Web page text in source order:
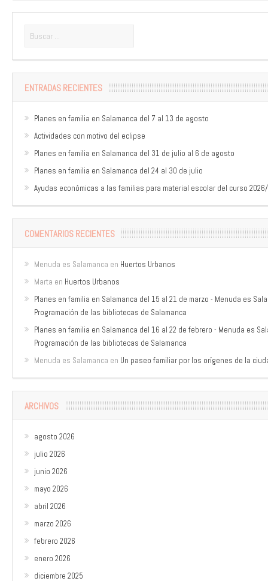
ENTRADAS RECIENTES
Planes en familia en Salamanca del 7 al 13 de agosto
Actividades con motivo del eclipse
Planes en familia en Salamanca del 31 de julio al 6 de agosto
Planes en familia en Salamanca del 24 al 30 de julio
Ayudas económicas a las familias para material escolar del curso
COMENTARIOS RECIENTES
Menuda es Salamanca en Huertos Urbanos
Marta en Huertos Urbanos
Planes en familia en Salamanca del 15 al 21 de marzo - Menuda es
Programación de las bibliotecas de Salamanca
Planes en familia en Salamanca del 16 al 22 de febrero - Menuda es
Programación de las bibliotecas de Salamanca
Menuda es Salamanca en Un paseo familiar por los orígenes de la
ARCHIVOS
agosto 2026
julio 2026
junio 2026
mayo 2026
abril 2026
marzo 2026
febrero 2026
enero 2026
diciembre 2025